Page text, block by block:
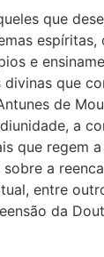
que
espíritas,
e
que
de
a
que regem
a
entre
da